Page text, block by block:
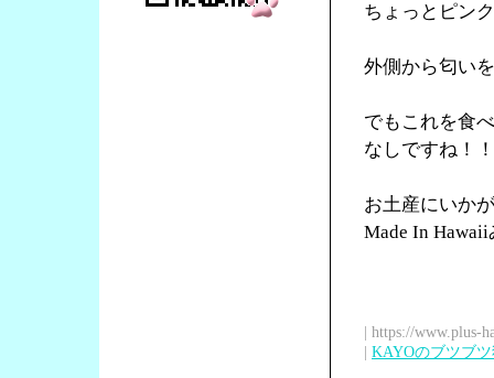
ちょっとピン
外側から匂い
でもこれを食
なしですね！
お土産にいか
Made In
| https://www.plus-
| KAYOのブツブ